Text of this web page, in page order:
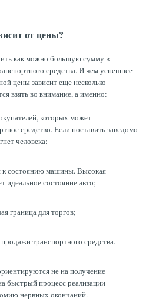
от цены?
как можно большую сумму в
средства. И чем успешнее
цены зависит еще несколько
взять во внимание, а именно:
которых может
средство. Если поставить заведомо
человека;
к состоянию машины. Высокая
идеальное состояние авто;
граница для торгов;
транспортного средства.
не на получение
быстрый процесс реализации
нервных окончаний.